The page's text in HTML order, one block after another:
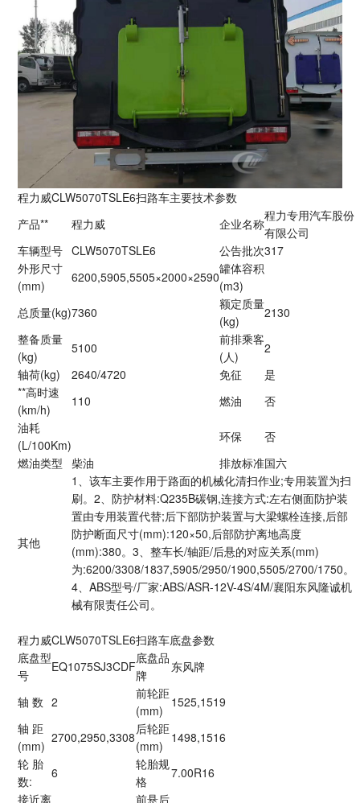
程力威CLW5070TSLE6扫路车主要技术参数
产品**
程力威 企业名称
程力专用汽车股份
有限公司
车辆型号 CLW5070TSLE6 公告批次317
外形尺寸
(mm)
6200,5905,5505×2000×2590
罐体容积
(m3)
总质量(kg)7360
额定质量
(kg)
2130
整备质量
(kg)
5100
前排乘客
(人)
2
轴荷(kg)
2640/4720 免征
是
**高时速
(km/h)
110 燃油
否
油耗
(L/100Km)
环保
否
燃油类型
柴油 排放标准国六
其他
1、该车主要作用于路面的机械化清扫作业;专用装置为扫
刷。2、防护材料:Q235B碳钢,连接方式:左右侧面防护装
置由专用装置代替;后下部防护装置与大梁螺栓连接,后部
防护断面尺寸(mm):120×50,后部防护离地高度
(mm):380。3、整车长/轴距/后悬的对应关系(mm)
为:6200/3308/1837,5905/2950/1900,5505/2700/1750。
4、ABS型号/厂家:ABS/ASR-12V-4S/4M/襄阳东风隆诚机
械有限责任公司。
程力威CLW5070TSLE6扫路车底盘参数
底盘型
号
EQ1075SJ3CDF
底盘品
牌
东风牌
轴 数 2
前轮距
(mm)
1525,1519
轴 距
(mm)
2700,2950,3308
后轮距
(mm)
1498,1516
轮 胎
数:
6
轮胎规
格
7.00R16
接近离
前悬后